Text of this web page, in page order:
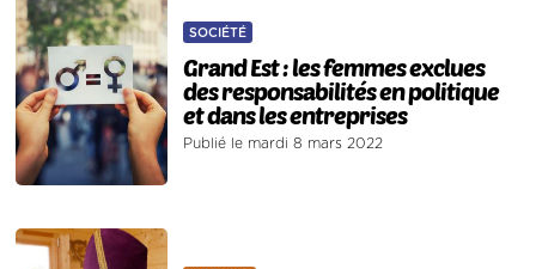
SOCIÉTÉ
Grand Est : les femmes exclues
des responsabilités en politique
et dans les entreprises
Publié le mardi 8 mars 2022